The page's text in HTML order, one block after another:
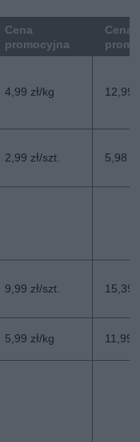
Cena
promocyjna
Cena
4,99 zł/kg 12,99
2,99 zł/szt. 5,98
9,99 zł/szt. 15,39
5,99 zł/kg 11,99